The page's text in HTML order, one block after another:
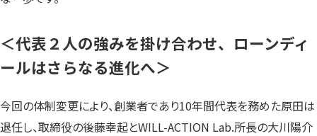
＜代表２人の強みを掛け合わせ、ローンディ
ールはさらなる進化へ＞
今回の体制変更により、創業者であり10年間代表を務めた原田は
退任し、取締役の後藤幸起とWILL-ACTION Lab.所長の大川陽介